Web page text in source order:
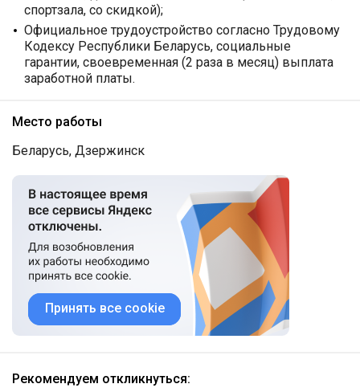
спортзала, со скидкой);
Официальное трудоустройство согласно Трудовому
Кодексу Республики Беларусь, социальные
гарантии, своевременная (2 раза в месяц) выплата
заработной платы.
Место работы
Беларусь, Дзержинск
Принять все cookie
Рекомендуем откликнуться: